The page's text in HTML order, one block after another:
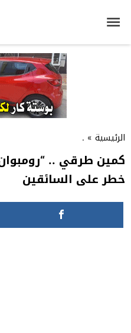
الرئيسية »
.
كمين طرقي ..
خطر على السائقين